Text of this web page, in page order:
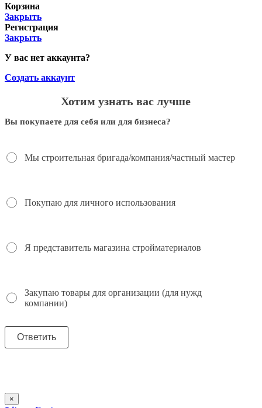
Корзина
Закрыть
Регистрация
Закрыть
У вас нет аккаунта?
Создать аккаунт
Хотим узнать вас лучше
Вы покупаете для себя или для бизнеса?
Мы строительная бригада/компания/частный мастер
Покупаю для личного использования
Я представитель магазина стройматериалов
Закупаю товары для организации (для нужд
компании)
×